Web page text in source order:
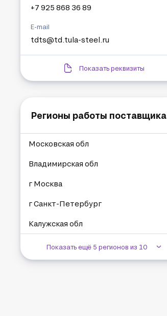
+7 925 868 36 89
E-mail
tdts@td.tula-steel.ru
Показать реквизиты
Регионы работы поставщика
Московская обл
Владимирская обл
г Москва
г Санкт-Петербург
Калужская обл
Показать ещё 5 регионов из 10